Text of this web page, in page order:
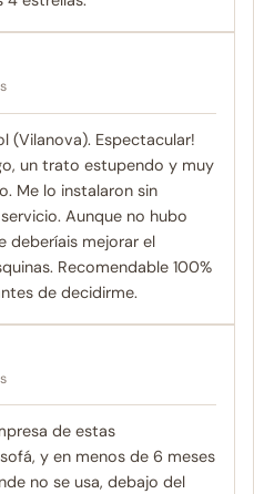
(Vilanova). Espectacular!
un trato estupendo y muy
Me lo instalaron sin
Aunque no hubo
deberíais mejorar el
Recomendable 100%
de decidirme.
de estas
y en menos de 6 meses
no se usa, debajo del